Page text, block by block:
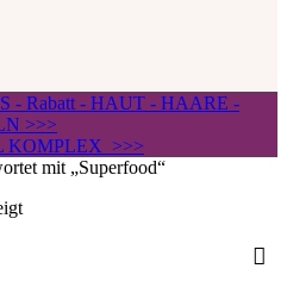
- Rabatt - HAUT - HAARE -
>>>
KOMPLEX >>>
mit „Superfood“